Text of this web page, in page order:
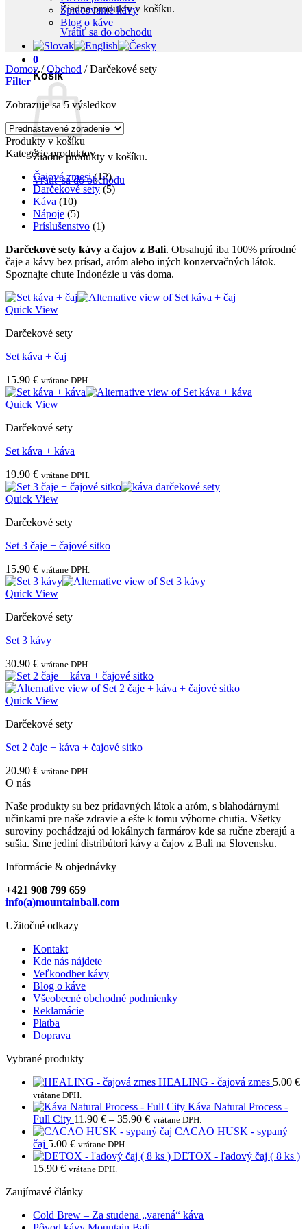
Žiadne produkty v košíku.
Vrátiť sa do obchodu
0
Košík
Žiadne produkty v košíku.
Vrátiť sa do obchodu
Spracovanie kávy
Blog o káve
Domov / Obchod /Darčekové sety
Filter
Zobrazuje sa 5 výsledkov
Produkty v košíku
Kategórie produktov
Čajové zmesi (12)
Darčekové sety (5)
Káva (10)
Nápoje (5)
Príslušenstvo (1)
Darčekové sety kávy a čajov z Bali. Obsahujú iba 100% prírodné
čaje a kávy bez prísad, aróm alebo iných konzervačných látok.
Spoznajte chute Indonézie u vás doma.
Quick View
Darčekové sety
Set káva + čaj
15.90 € vrátane DPH.
Quick View
Darčekové sety
Set káva + káva
19.90 € vrátane DPH.
Quick View
Darčekové sety
Set 3 čaje + čajové sitko
15.90 € vrátane DPH.
Quick View
Darčekové sety
Set 3 kávy
30.90 € vrátane DPH.
Quick View
Darčekové sety
Set 2 čaje + káva + čajové sitko
20.90 € vrátane DPH.
O nás
Naše produkty su bez prídavných látok a aróm, s blahodárnymi
učinkami pre naše zdravie a ešte k tomu výborne chutia. Všetky
suroviny pochádzajú od lokálnych farmárov kde sa ručne zberajú a
sušia. Sme jediní distribútori kávy a čajov z Bali na Slovensku.
Informácie & objednávky
+421 908 799 659
info(a)mountainbali.com
Užitočné odkazy
Kontakt
Kde nás nájdete
Veľkoodber kávy
Blog o káve
Všeobecné obchodné podmienky
Reklamácie
Platba
Doprava
Vybrané produkty
HEALING - čajová zmes 5.00 €
vrátane DPH.
Káva Natural Process -
Full City 11.90 € – 35.90 €Price
range:
through
vrátane DPH.
CACAO HUSK - sypaný
čaj 5.00 € vrátane DPH.
DETOX - ľadový čaj ( 8 ks )
15.90 € vrátane DPH.
Zaujímavé články
Cold Brew – Za studena „varená“ káva